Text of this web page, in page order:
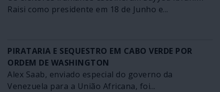
Raisi como presidente em 18 de Junho e...
PIRATARIA E SEQUESTRO EM CABO VERDE POR
ORDEM DE WASHINGTON
Alex Saab, enviado especial do governo da
Venezuela para a União Africana, foi...